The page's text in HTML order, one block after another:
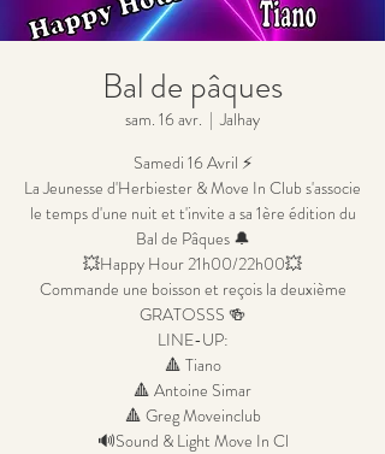
Bal de pâques
sam. 16 avr.
  |
Jalhay
Samedi 16 Avril ⚡
La Jeunesse d'Herbiester & Move In Club s'associe
le temps d'une nuit et t'invite a sa 1ère édition du
Bal de Pâques 🔔
💥Happy Hour 21h00/22h00💥
Commande une boisson et reçois la deuxième
GRATOSSS 🍻
LINE-UP:
🔺 Tiano
🔺 Antoine Simar
🔺 Greg Moveinclub
🔊Sound & Light Move In Cl